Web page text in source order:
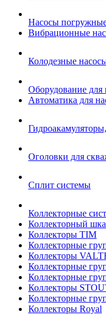
Насосы
Вибрационные
Колодезные
Оборудование для
Автоматика для
Оголовки для
Сплит системы
Коллекторные
Коллекторный
Коллекторы TIM
Коллекторные
Коллекторы
Коллекторные
Коллекторные
Коллекторы
Коллекторные
Коллекторы Royal